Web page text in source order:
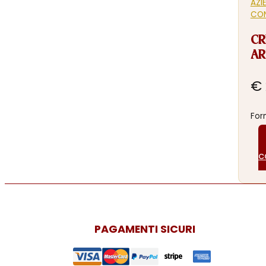
€
PAGAMENTI SICURI